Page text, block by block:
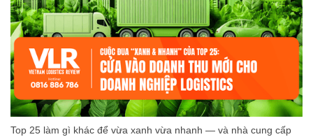
Top 25 làm gì khác để vừa xanh vừa nhanh — và nhà cung cấp